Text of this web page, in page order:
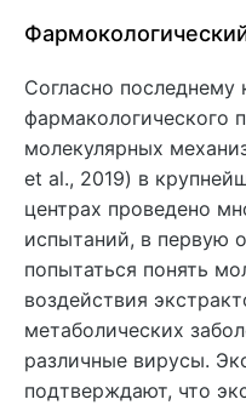
Согласно последнему
фармакологического
молекулярных
et al., 2019) в
центрах проведено
испытаний, в первую
попытаться понять
воздействия
метаболических
различные вирусы.
подтверждают, что